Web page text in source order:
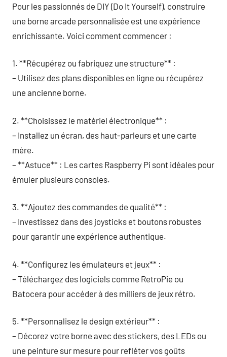
Pour les passionnés de DIY (Do It Yourself), construire
une borne arcade personnalisée est une expérience
enrichissante. Voici comment commencer :
1. **Récupérez ou fabriquez une structure** :
– Utilisez des plans disponibles en ligne ou récupérez
une ancienne borne.
2. **Choisissez le matériel électronique** :
– Installez un écran, des haut-parleurs et une carte
mère.
– **Astuce** : Les cartes Raspberry Pi sont idéales pour
émuler plusieurs consoles.
3. **Ajoutez des commandes de qualité** :
– Investissez dans des joysticks et boutons robustes
pour garantir une expérience authentique.
4. **Configurez les émulateurs et jeux** :
– Téléchargez des logiciels comme RetroPie ou
Batocera pour accéder à des milliers de jeux rétro.
5. **Personnalisez le design extérieur** :
– Décorez votre borne avec des stickers, des LEDs ou
une peinture sur mesure pour refléter vos goûts